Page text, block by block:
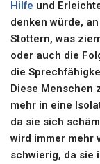
Hilfe und
denken würde,
Stottern, was
oder auch die
die
Diese Menschen
mehr in eine
da sie sich
wird immer mehr
schwierig, da sie